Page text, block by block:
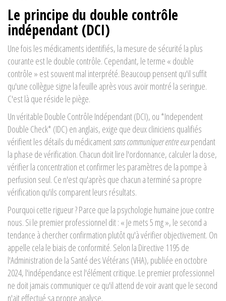
Le principe du double contrôle
indépendant (DCI)
Une fois les médicaments identifiés, la mesure de sécurité la plus
courante est le double contrôle. Cependant, le terme « double
contrôle » est souvent mal interprété. Beaucoup pensent qu'il suffit
qu'une collègue signe la feuille après vous avoir montré la seringue.
C'est là que réside le piège.
Un véritable Double Contrôle Indépendant (DCI), ou *Independent
Double Check* (IDC) en anglais, exige que deux cliniciens qualifiés
vérifient les détails du médicamentsans communiquer entre euxpendant
la phase de vérification. Chacun doit lire l'ordonnance, calculer la dose,
vérifier la concentration et confirmer les paramètres de la pompe à
perfusion seul. Ce n'est qu'après que chacun a terminé sa propre
vérification qu'ils comparent leurs résultats.
Pourquoi cette rigueur ? Parce que la psychologie humaine joue contre
nous. Si le premier professionnel dit : « Je mets 5 mg », le second a
tendance à chercher confirmation plutôt qu'à vérifier objectivement. On
appelle cela le biais de conformité. Selon la Directive 1195 de
l'Administration de la Santé des Vétérans (VHA), publiée en octobre
2024, l'indépendance est l'élément critique. Le premier professionnel
ne doit jamais communiquer ce qu'il attend de voir avant que le second
n'ait effectué sa propre analyse.